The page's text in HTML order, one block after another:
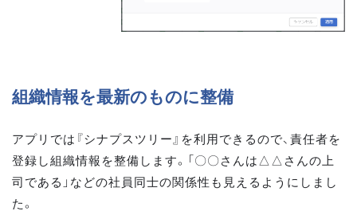
組織情報を最新のものに整備
アプリでは『シナプスツリー』を利用できるので、責任者を
登録し組織情報を整備します。「〇〇さんは△△さんの上
司である」などの社員同士の関係性も見えるようにしまし
た。